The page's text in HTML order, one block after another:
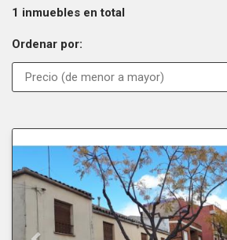
1 inmuebles en total
Ordenar por: